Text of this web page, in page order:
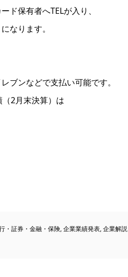
ド保有者へTELが入り、
なります。
ブンなどで支払い可能です。
2月末決算）は
・証券・金融・保険,企業業績発表,企業解説